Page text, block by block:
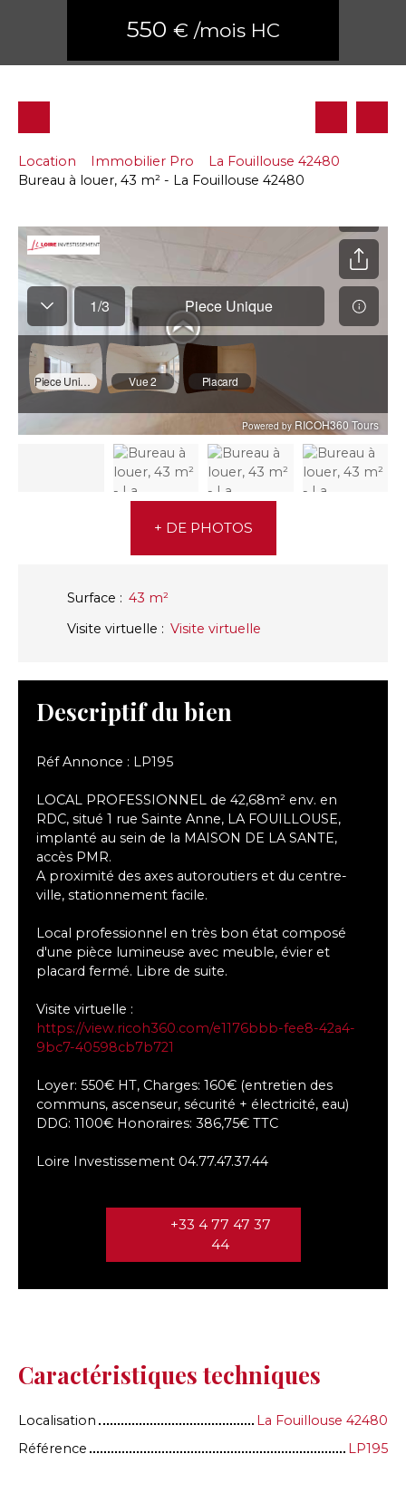
550 € /mois HC
Location Immobilier Pro
La Fouillouse 42480
Bureau à louer, 43 m² - La Fouillouse 42480
+ DE PHOTOS
Surface : 43 m²
Visite virtuelle : Visite virtuelle
Descriptif du bien
Réf Annonce : LP195
LOCAL PROFESSIONNEL de 42,68m² env. en
RDC, situé 1 rue Sainte Anne, LA FOUILLOUSE,
implanté au sein de la MAISON DE LA SANTE,
accès PMR.
A proximité des axes autoroutiers et du centre-
ville, stationnement facile.
Local professionnel en très bon état composé
d'une pièce lumineuse avec meuble, évier et
placard fermé. Libre de suite.
Visite virtuelle :
https://view.ricoh360.com/e1176bbb-fee8-42a4-
9bc7-40598cb7b721
Loyer: 550€ HT, Charges: 160€ (entretien des
communs, ascenseur, sécurité + électricité, eau)
DDG: 1100€ Honoraires: 386,75€ TTC
Loire Investissement 04.77.47.37.44
+33 4 77 47 37
44
Caractéristiques techniques
Localisation
La Fouillouse 42480
Référence
LP195